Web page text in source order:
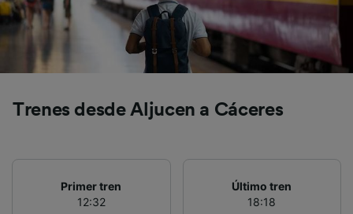
Trenes desde Aljucen a Cáceres
Primer tren
12:32
Último tren
18:18